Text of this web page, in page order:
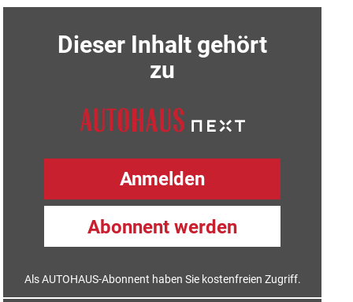
Dieser Inhalt gehört
zu
Anmelden
Abonnent werden
Als AUTOHAUS-Abonnent haben Sie kostenfreien Zugriff.